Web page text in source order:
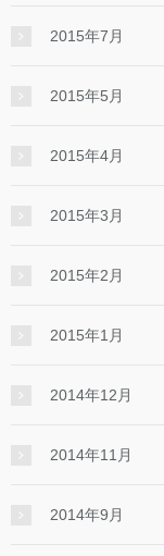
2015年7月
2015年5月
2015年4月
2015年3月
2015年2月
2015年1月
2014年12月
2014年11月
2014年9月